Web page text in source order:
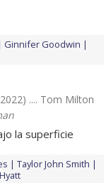
Ginnifer Goodwin
.... Tom Milton
la superficie
Taylor John Smith